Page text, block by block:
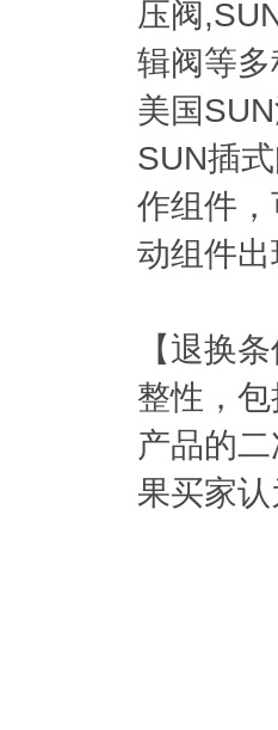
压阀
辑阀等
美国
SUN插
作组件
动组件
【退换
整性，
产品的
果买家